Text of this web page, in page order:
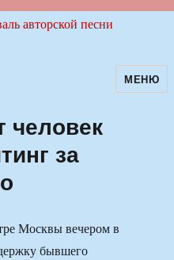
авторскойМЕНЮ
человек
за
Москвы вечером в
бывшего